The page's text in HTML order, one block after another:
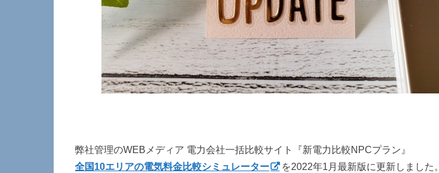
弊社管理のWEBメディア 電力会社一括比較サイト『新電力比較NPCプラン』
全国10エリアの電気料金比較シミュレーター
を2022年1月最新版に更新しました。